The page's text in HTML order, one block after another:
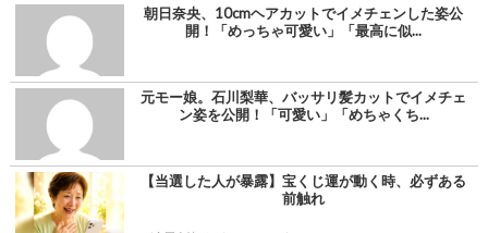
朝日奈央、10cmヘアカットでイメチェンした姿公
開！「めっちゃ可愛い」「最高に似...
元モー娘。石川梨華、バッサリ髪カットでイメチェ
ン姿を公開！「可愛い」「めちゃくち...
【当選した人が暴露】宝くじ運が動く時、必ずある
前触れ